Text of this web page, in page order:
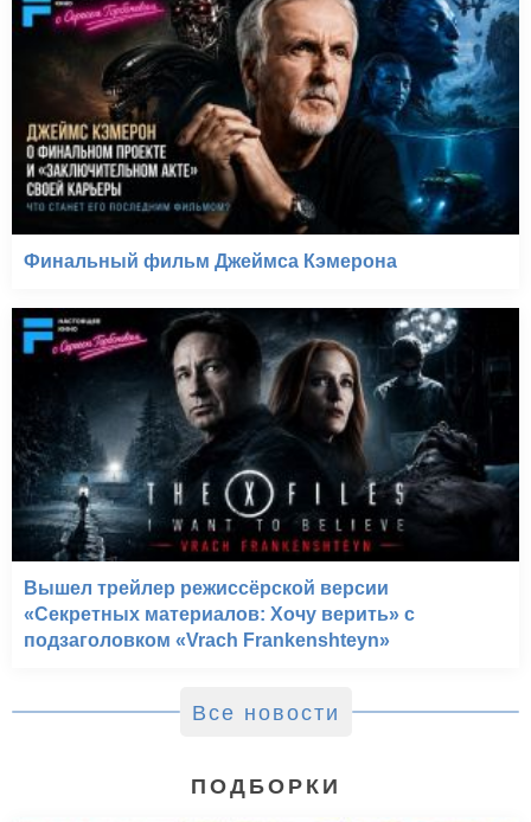
Финальный фильм Джеймса Кэмерона
Вышел трейлер режиссёрской версии
«Секретных материалов: Хочу верить» с
подзаголовком «Vrach Frankenshteyn»
Все новости
ПОДБОРКИ